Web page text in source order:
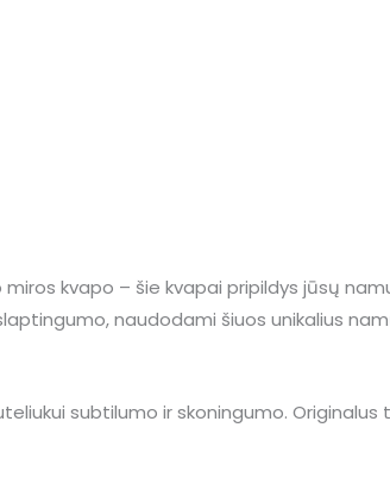
kvapo – šie kvapai pripildys jūsų
naudodami šiuos unikalius
subtilumo ir skoningumo. Originalus